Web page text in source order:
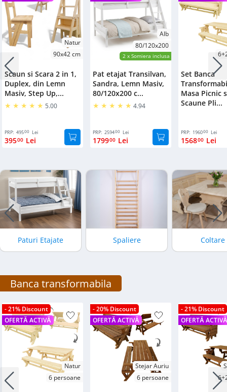
Natur
90x42 cm
Scaun si Scara 2 in 1,
Duplex, din Lemn
Masiv, Step Up,...
5.00
PRP: 49500 Lei
39500 Lei
Alb
80/120x200
2 x Somiera inclusa
Pat etajat Transilvan,
Sandra, Lemn Masiv,
80/120x200 c...
4.94
PRP: 259400 Lei
179900 Lei
Set Banca
Masa Picnic
Scaune Pli...
PRP: 196000 Lei
156800 Lei
Paturi Etajate Spaliere Coltare
Banca transformabila
- 21% Discount
OFERTĂ ACTIVĂ
Natur
6 persoane
- 20% Discount
OFERTĂ ACTIVĂ
Stejar Auriu
6 persoane
- 21% Discount
OFERTĂ ACTIVĂ
Patuturi
pentru
bebelusi
de
depozitare
Cutii
de
depozitare
pat
Suport
pantofi
Mobilier
gradina
copii
Birouri
Dulapuri
Bufet
Comode
textile
Oglinzi
Accesorii
Accesorii
pat
Cuiere
delimitare